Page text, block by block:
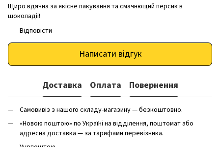
Щиро вдячна за якісне пакування та смачнющий персик в
шоколадіі!
Відповісти
Написати відгук
Доставка Оплата Повернення
Самовивіз з нашого складу-магазину — безкоштовно.
«Новою поштою» по Україні на відділення, поштомат або
адресна доставка — за тарифами перевізника.